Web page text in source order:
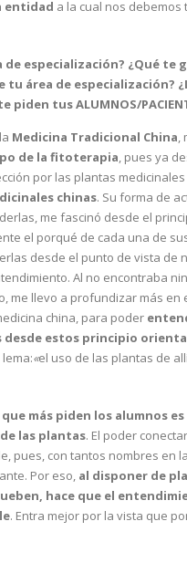
entidad a la cual nos debemos
de especialización? ¿Qué te
tu área de especialización?
piden tus ALUMNOS/
Medicina Tradicional China,
de la fitoterapia, pues ya
por las plantas medicinales
chinas. Su forma de
me fascinó desde el
el porqué de cada una de
desde el punto de vista de
Al no encontraba
me llevo a profundizar más en
china, para poder
desde estos principio
«el uso de las plantas de
más piden los alumnos
las plantas. El poder
pues, con tantos nombres en
Por eso, al disponer de
hace que el
. Entra mejor por la vista que